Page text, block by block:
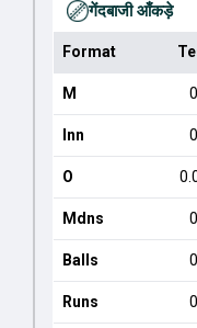
गेंदबाजी आँकड़े
Format
M 0
Inn 0
O
Mdns 0
Balls 0
Runs 0